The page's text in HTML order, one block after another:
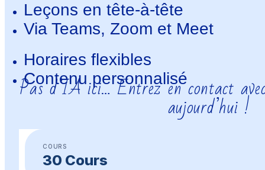
Leçons en tête-à-tête
Via Teams, Zoom et Meet
Horaires flexibles
Contenu personnalisé
Pas d’IA ici… Entrez en contact
aujourd’hui !
COURS
30 Cours